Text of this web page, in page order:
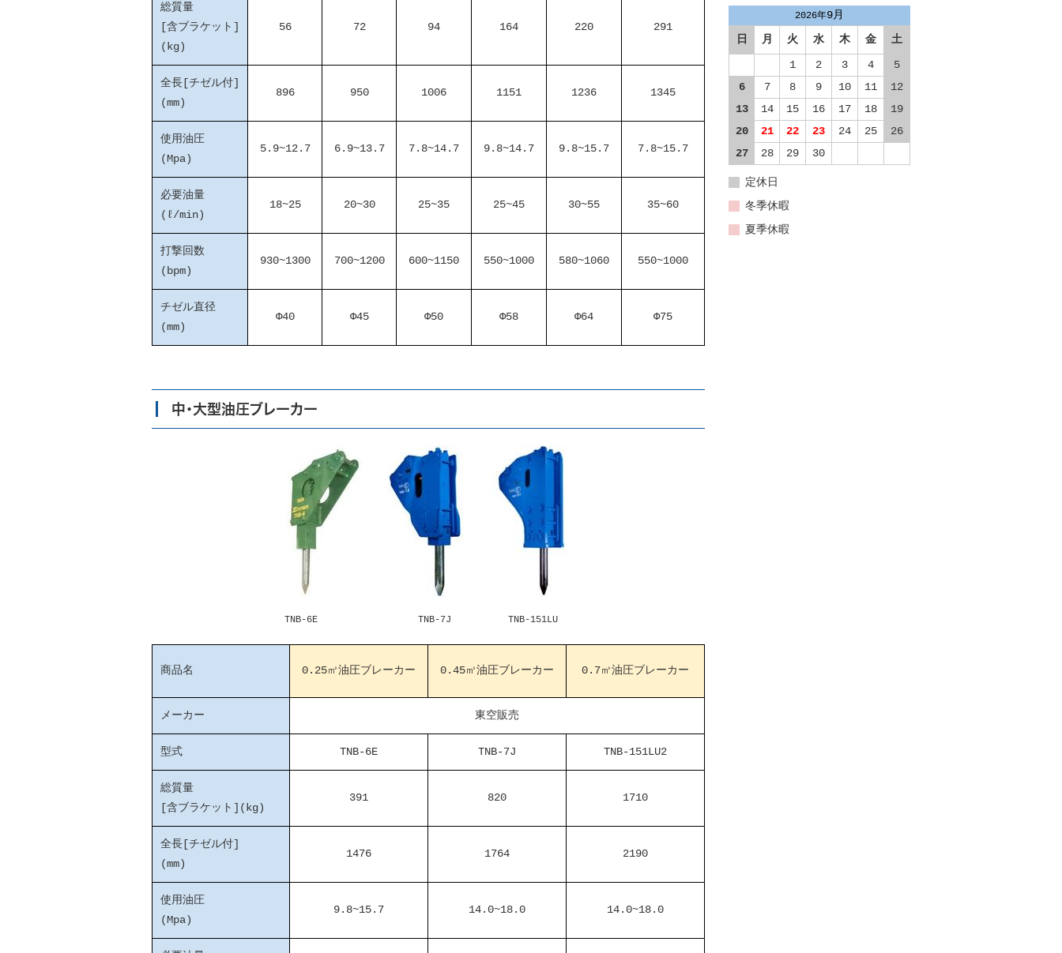
総質量
[含ブラケット]
(kg)
56 72 94 164 220 291
全長[チゼル付]
(mm)
896 950 1006 1151 1236 1345
使用油圧
(Mpa)
5.9~12.7 6.9~13.7 7.8~14.7 9.8~14.7 9.8~15.7 7.8~15.7
必要油量
(ℓ/min)
18~25 20~30 25~35 25~45 30~55 35~60
打撃回数
(bpm)
930~1300 700~1200 600~1150 550~1000 580~1060 550~1000
チゼル直径
(mm)
Φ40 Φ45 Φ50 Φ58 Φ64 Φ75
中・大型油圧ブレーカー
TNB-6E TNB-7J TNB-151LU
商品名 0.25㎥油圧ブレーカー 0.45㎥油圧ブレーカー 0.7㎥油圧ブレーカー
メーカー 東空販売
型式 TNB-6E TNB-7J TNB-151LU2
総質量
[含ブラケット](kg)
391 820 1710
全長[チゼル付]
(mm)
1476 1764 2190
使用油圧
(Mpa)
9.8~15.7 14.0~18.0 14.0~18.0
2026年9月
日
月 火 水 木 金
土
1
2 3 4
5
6
7 8 9 10 11
12
13
14 15 16 17 18
19
20
21 22 23 24 25
26
27
28 29 30
定休日
冬季休暇
夏季休暇